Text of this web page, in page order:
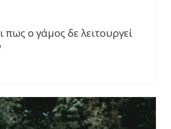
πως ο γάμος δε λειτουργεί